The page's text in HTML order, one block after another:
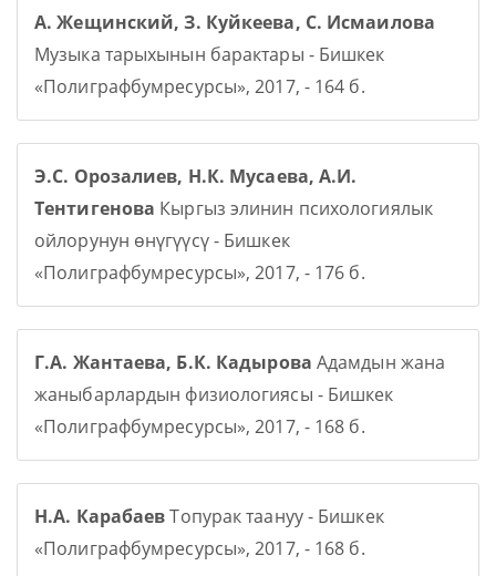
А. Жещинский, З. Куйкеева, С. Исмаилова
Музыка тарыхынын барактары - Бишкек
«Полиграфбумресурсы», 2017, - 164 б.
Э.С. Орозалиев, Н.К. Мусаева, А.И.
Тентигенова Кыргыз элинин психологиялык
ойлорунун өнүгүүсү - Бишкек
«Полиграфбумресурсы», 2017, - 176 б.
Г.А. Жантаева, Б.К. Кадырова Адамдын жана
жаныбарлардын физиологиясы - Бишкек
«Полиграфбумресурсы», 2017, - 168 б.
Н.А. КарабаевТопурак таануу - Бишкек
«Полиграфбумресурсы», 2017, - 168 б.